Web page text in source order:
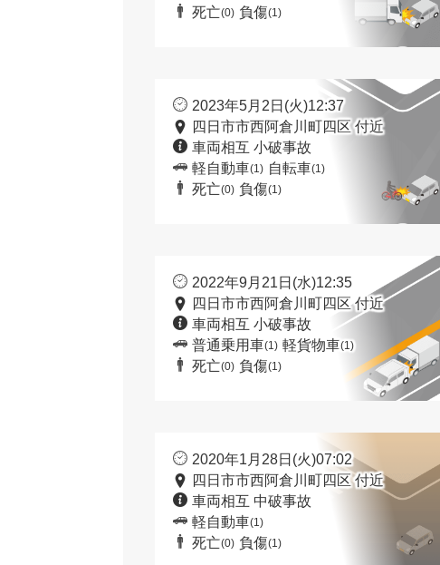
死亡(0) 負傷(1)
2023年5月2日(火)12:37
四日市市西阿倉川町四区 付近
車両相互 小破事故
軽自動車(1) 自転車(1)
死亡(0) 負傷(1)
2022年9月21日(水)12:35
四日市市西阿倉川町四区 付近
車両相互 小破事故
普通乗用車(1) 軽貨物車(1)
死亡(0) 負傷(1)
2020年1月28日(火)07:02
四日市市西阿倉川町四区 付近
車両相互 中破事故
軽自動車(1)
死亡(0) 負傷(1)